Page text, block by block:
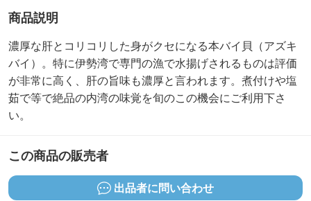
商品説明
濃厚な肝とコリコリした身がクセになる本バイ貝（アズキ
バイ）。特に伊勢湾で専門の漁で水揚げされるものは評価
が非常に高く、肝の旨味も濃厚と言われます。煮付けや塩
茹で等で絶品の内湾の味覚を旬のこの機会にご利用下さ
い。
この商品の販売者
出品者に問い合わせ